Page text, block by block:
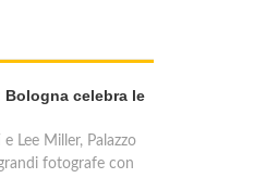
Bologna celebra le
Lee Miller, Palazzo
fotografe con